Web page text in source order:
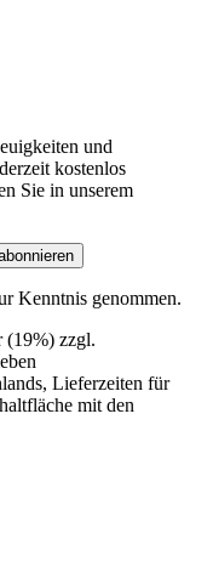
und
kostenlos
Sie in unserem
Kenntnis genommen.
(19%) zzgl.
Lieferzeiten für
mit den